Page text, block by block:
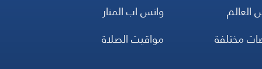
العالم
مختلفة
واتس اب المنار
مواقيت الصلاة